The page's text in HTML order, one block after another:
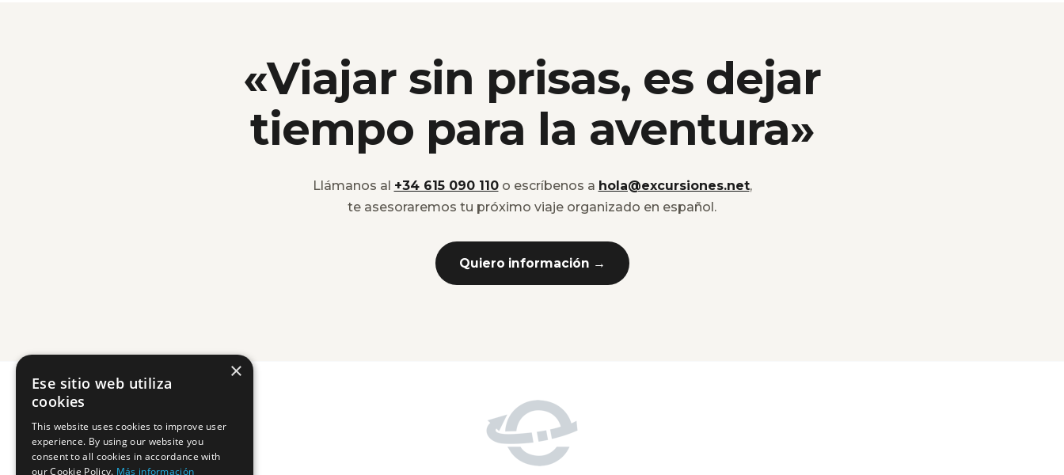
«Viajar sin prisas, es dejar
tiempo para la aventura»
Llámanos al +34 615 090 110o escríbenos a hola@excursiones.net,
te asesoraremos tu próximo viaje organizado en español.
Quiero información →
×
Ese sitio web utiliza
cookies
This website uses cookies to improve user
experience. By using our website you
consent to all cookies in accordance with
our Cookie Policy. Más información